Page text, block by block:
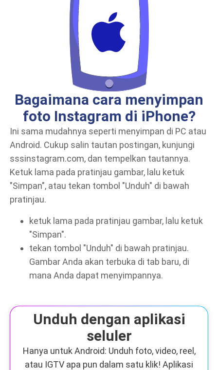
Bagaimana cara menyimpan
foto Instagram di iPhone?
Ini sama mudahnya seperti menyimpan di PC atau
Android. Cukup salin tautan postingan, kunjungi
sssinstagram.com, dan tempelkan tautannya.
Ketuk lama pada pratinjau gambar, lalu ketuk
"Simpan", atau tekan tombol "Unduh" di bawah
pratinjau.
ketuk lama pada pratinjau gambar, lalu ketuk
"Simpan".
tekan tombol "Unduh" di bawah pratinjau.
Gambar Anda akan terbuka di tab baru, di
mana Anda dapat menyimpannya.
Unduh dengan aplikasi
seluler
Hanya untuk Android: Unduh foto, video, reel,
atau IGTV apa pun dalam satu klik! Aplikasi